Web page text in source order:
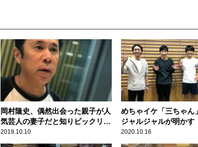
岡村隆史、偶然出会った親子が人
気芸人の妻子だと知りビックリ！
「愛想よくしといて良かった」
2019.10.10
めちゃイケ「三ちゃん
ジャルジャルが明か
後に期待
2020.10.16